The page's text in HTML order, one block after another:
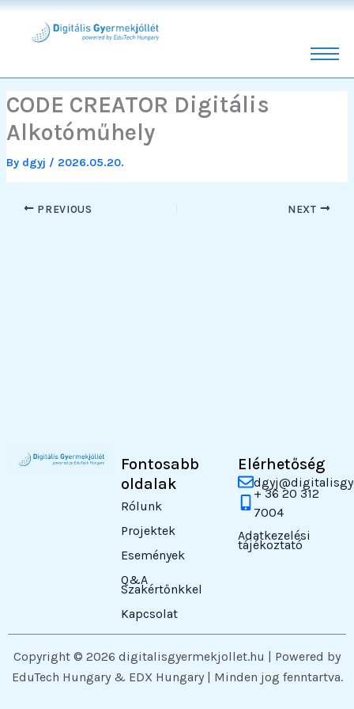
Skip
content
CODE CREATOR Digitális
Alkotóműhely
By dgyj / 2026.05.20.
PREVIOUS NEXT
Fontosabb
oldalak
Rólunk
Projektek
Események
Q&A
Szakértőnkkel
Kapcsolat
Elérhetőség
+ 36 20 312
7004
Adatkezelési
tájékoztató
Copyright © 2026 digitalisgyermekjollet.hu | Powered by
EduTech Hungary & EDX Hungary | Minden jog fenntartva.